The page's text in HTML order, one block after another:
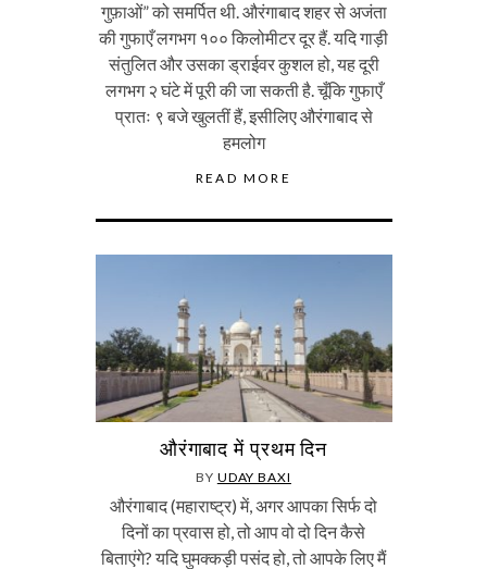
गुफ़ाओं” को समर्पित थी. औरंगाबाद शहर से अजंता
की गुफाएँ लगभग १०० किलोमीटर दूर हैं. यदि गाड़ी
संतुलित और उसका ड्राईवर कुशल हो, यह दूरी
लगभग २ घंटे में पूरी की जा सकती है. चूँकि गुफाएँ
प्रातः ९ बजे खुलतीं हैं, इसीलिए औरंगाबाद से
हमलोग
READ MORE
औरंगाबाद में प्रथम दिन
BY UDAY BAXI
औरंगाबाद (महाराष्ट्र) में, अगर आपका सिर्फ दो
दिनों का प्रवास हो, तो आप वो दो दिन कैसे
बिताएंगे? यदि घुमक्कड़ी पसंद हो, तो आपके लिए मैं